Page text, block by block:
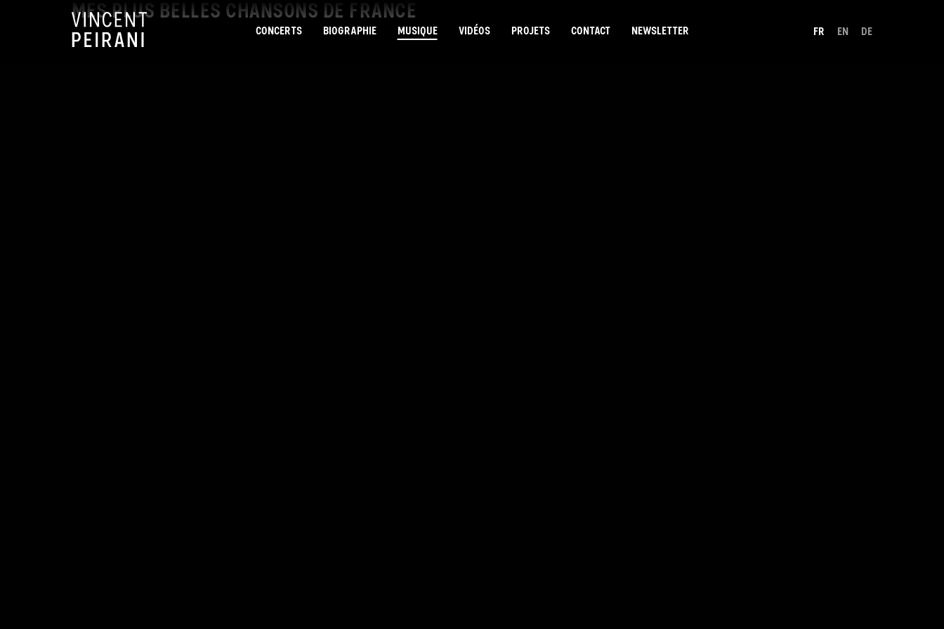
CONCERTS BIOGRAPHIE MUSIQUE VIDÉOS PROJETS CONTACT NEWSLETTER FR EN DE
MES PLUS BELLES CHANSONS DE FRANCE